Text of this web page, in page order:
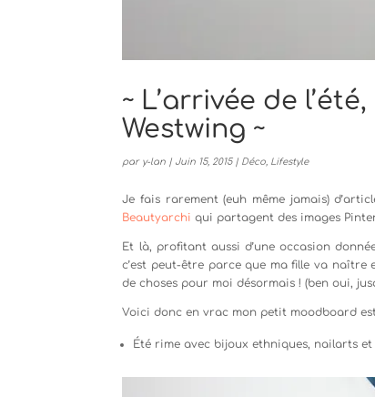
~ L’arrivée de
Westwing ~
par y-lan | Juin 15, 2015| Déco, Lifestyle
Je fais rarement (euh même jamais)
Beautyarchi qui partagent des images
Et là, profitant aussi d’une occasion
c’est peut-être parce que ma fille va naître
de choses pour moi désormais ! (ben oui,
Voici donc en vrac mon petit moodboard
Été rime avec bijoux ethniques, nailarts